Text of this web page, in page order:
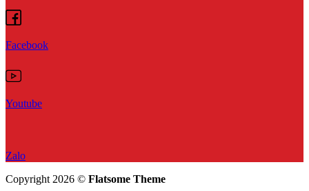
Facebook
Youtube
Zalo
Copyright 2026 © Flatsome Theme